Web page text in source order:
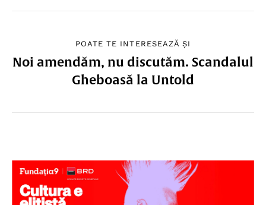
POATE TE INTERESEAZĂ ȘI
Noi amendăm, nu discutăm. Scandalul
Gheboasă la Untold